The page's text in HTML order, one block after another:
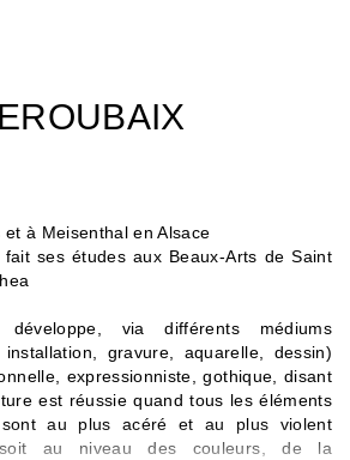
à Meisenthal en Alsace
ses études aux Beaux-Arts de Saint
développe, via différents médiums
gravure, aquarelle, dessin)
expressionniste, gothique, disant
est réussie quand tous les éléments
au plus acéré et au plus violent
au niveau des couleurs, de la